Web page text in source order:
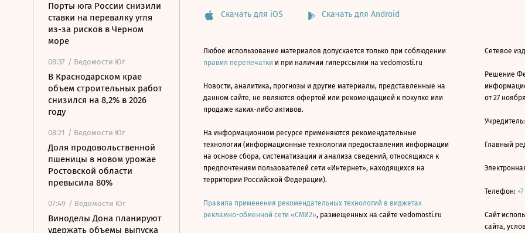
Порты юга России снизили
ставки на перевалку угля
из-за рисков в Черном
море
08:37 / Ведомости Юг
В Краснодарском крае
объем строительных работ
снизился на 8,2% в 2026
году
08:21 / Ведомости Юг
Доля продовольственной
пшеницы в новом урожае
Ростовской области
превысила 80%
07:49 / Ведомости Юг
Виноделы Дона планируют
удержать объемы выпуска
Скачать для iOS Скачать для Android
Любое использование материалов допускается только при соблюдении
правил перепечатки и при наличии гиперссылки на vedomosti.ru
Новости, аналитика, прогнозы и другие материалы, представленные на
данном сайте, не являются офертой или рекомендацией к покупке или
продаже каких-либо активов.
На информационном ресурсе применяются рекомендательные
технологии (информационные технологии предоставления информации
на основе сбора, систематизации и анализа сведений, относящихся к
предпочтениям пользователей сети «Интернет», находящихся на
территории Российской Федерации).
Правила применения рекомендательных технологий в виджетах
рекламно-обменной сети «СМИ2», размещенных на сайте vedomosti.ru
Сетевое
Решение
от 27
Главный
Телефон:
Сайт
сайта,